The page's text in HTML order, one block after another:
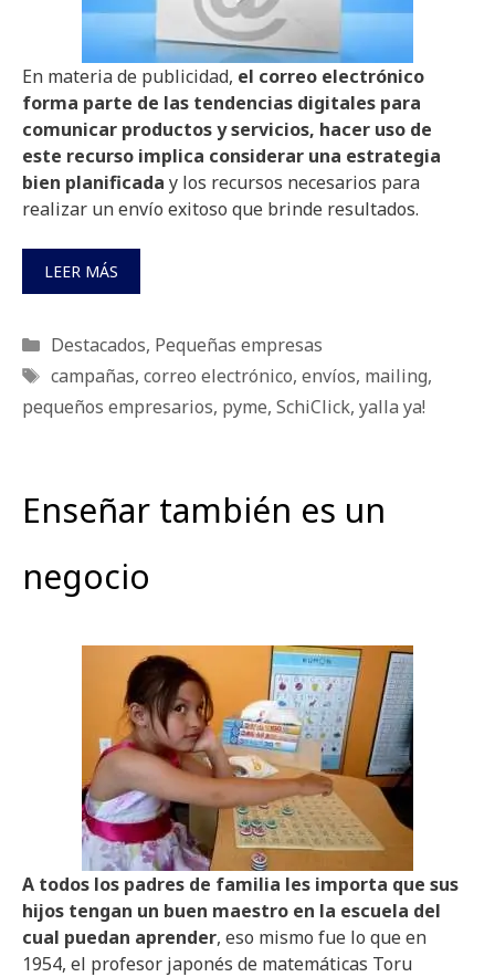
En materia de publicidad, el correo electrónico
forma parte de las tendencias digitales para
comunicar productos y servicios, hacer uso de
este recurso implica considerar una estrategia
bien planificada y los recursos necesarios para
realizar un envío exitoso que brinde resultados.
LEER MÁS
Categorías
Destacados, Pequeñas empresas
Etiquetas
campañas, correo electrónico, envíos, mailing,
pequeños empresarios, pyme, SchiClick, yalla ya!
Enseñar también es un
negocio
A todos los padres de familia les importa que sus
hijos tengan un buen maestro en la escuela del
cual puedan aprender, eso mismo fue lo que en
1954, el profesor japonés de matemáticas Toru